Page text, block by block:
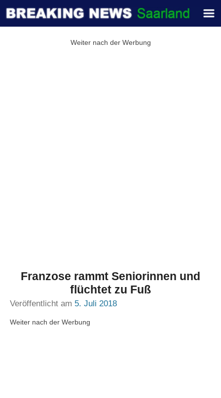
Weiter nach der Werbung
Franzose rammt Seniorinnen und
flüchtet zu Fuß
Veröffentlicht am 5. Juli 2018
Weiter nach der Werbung